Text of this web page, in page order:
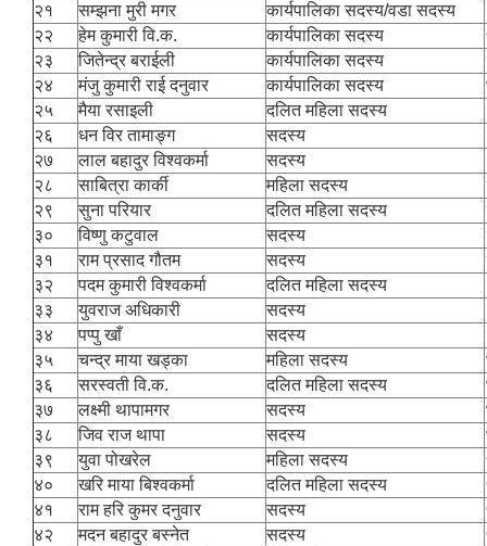
२१
सम्झना मुरी मगर कार्यपालिका सदस्य/वडा सदस्य
२२
हेम कुमारी वि.क. कार्यपालिका सदस्य
२३
जितेन्द्र बराईली कार्यपालिका सदस्य
२४
मंजु कुमारी राई दनुवार कार्यपालिका सदस्य
२५
मैया रसाइली दलित महिला सदस्य
२६
धन विर तामाङ्ग सदस्य
२७
लाल बहादुर विश्वकर्मा सदस्य
२८
साबित्रा कार्की महिला सदस्य
२९
सुना परियार दलित महिला सदस्य
३०
विष्णु कटुवाल सदस्य
३१
राम प्रसाद गौतम सदस्य
३२
पदम कुमारी विश्वकर्मा दलित महिला सदस्य
३३
युवराज अधिकारी सदस्य
३४
पप्पु खाँ सदस्य
३५
चन्द्र माया खड्का महिला सदस्य
३६
सरस्वती वि.क. दलित महिला सदस्य
३७
लक्ष्मी थापामगर सदस्य
३८
जिव राज थापा सदस्य
३९
युवा पोखरेल महिला सदस्य
४०
खरि माया बिश्वकर्मा दलित महिला सदस्य
४१
राम हरि कुमर दनुवार सदस्य
४२
मदन बहादुर बस्नेत सदस्य